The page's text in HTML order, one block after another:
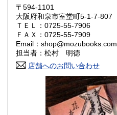
大阪府 198円
奈良県 198円
鳥取県
198円
198円
〒594-1101
大阪府和泉市室堂町5-1-7-807
ＴＥＬ：0725-55-7906
ＦＡＸ：0725-55-7909
Email：shop@mozubooks.com
担当者：松村 明徳
店舗へのお問い合わせ